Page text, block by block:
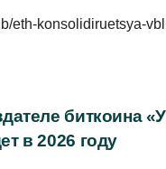
eth-konsolidiruetsya-
биткоина
в 2026 году